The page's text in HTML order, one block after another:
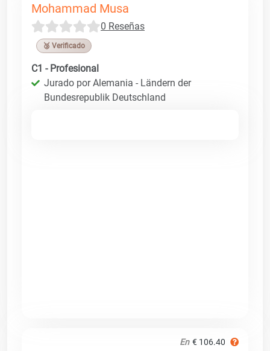
Mohammad Musa
0 Reseñas
🥉 Verificado
C1 - Profesional
Jurado por Alemania - Ländern der
Bundesrepublik Deutschland
En € 106.40